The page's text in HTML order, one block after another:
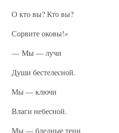
О кто вы? Кто вы?
Сорвите оковы!»
— Мы — лучи
Души бестелесной.
Мы — ключи
Влаги небесной.
Мы — бледные тени